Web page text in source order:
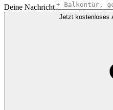
Deine Nachricht